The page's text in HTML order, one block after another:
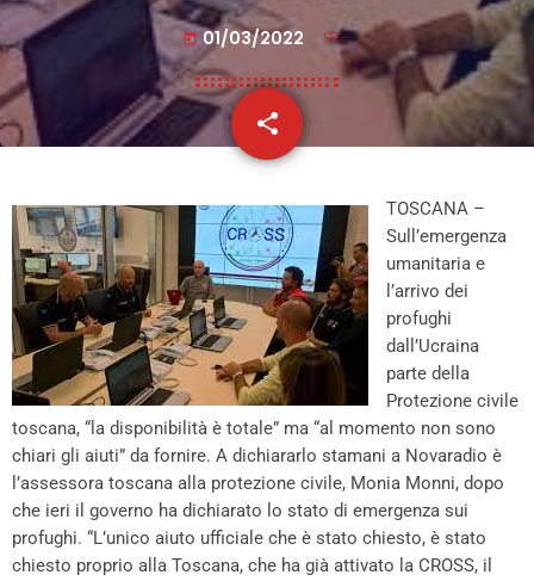
today 01/03/2022
share
email
TOSCANA –
Sull’emergenza
umanitaria e
l’arrivo dei
profughi
dall’Ucraina
parte della
Protezione civile
toscana, “la disponibilità è totale” ma “al momento non sono
chiari gli aiuti” da fornire. A dichiararlo stamani a Novaradio è
l’assessora toscana alla protezione civile, Monia Monni, dopo
che ieri il governo ha dichiarato lo stato di emergenza sui
profughi. “L’unico aiuto ufficiale che è stato chiesto, è stato
chiesto proprio alla Toscana, che ha già attivato la CROSS, il